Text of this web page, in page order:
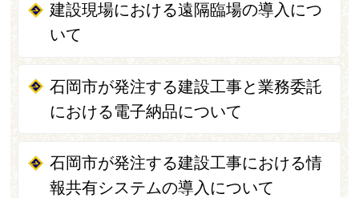
建設現場における遠隔臨場の導入につ
いて
石岡市が発注する建設工事と業務委託
における電子納品について
石岡市が発注する建設工事における情
報共有システムの導入について